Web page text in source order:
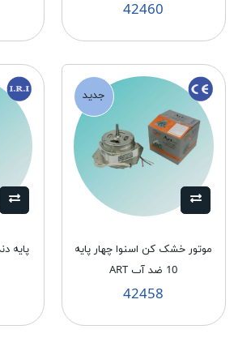
42460
جدید
موتور خشک كن اسنوا چهار پايه
10 ضد آب ART
42458